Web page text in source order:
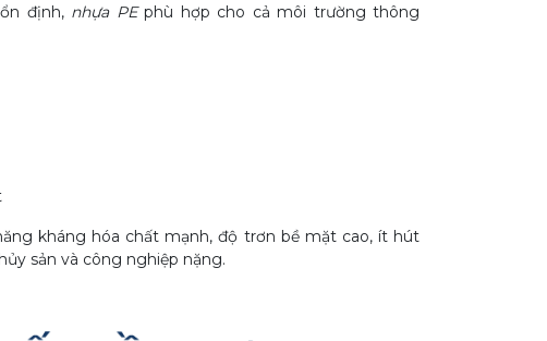
định, nhựa PEphù hợp cho cả môi trường thông
kháng hóa chất mạnh, độ trơn bề mặt cao, ít hút
sản và công nghiệp nặng.